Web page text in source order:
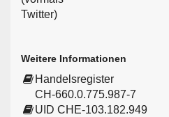
Weitere Informationen
Handelsregister
CH-660.0.775.987-7
UID CHE-103.182.949